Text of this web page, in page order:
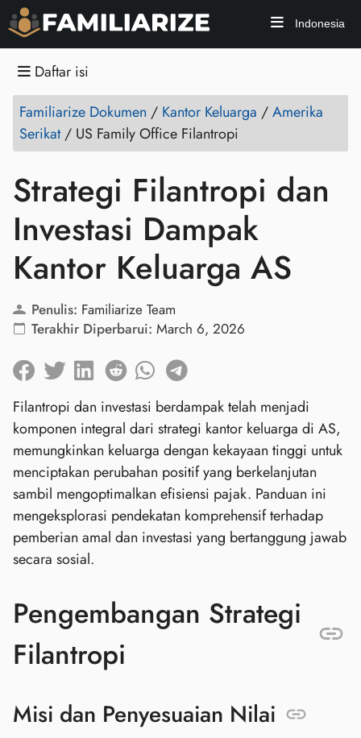
Indonesia
Daftar isi
Familiarize Dokumen / Kantor Keluarga /Amerika
Serikat/ US Family Office Filantropi
Strategi Filantropi dan
Investasi Dampak
Kantor Keluarga AS
Penulis: Familiarize Team
Terakhir Diperbarui: March 6, 2026
Filantropi dan investasi berdampak telah menjadi
komponen integral dari strategi kantor keluarga di AS,
memungkinkan keluarga dengan kekayaan tinggi untuk
menciptakan perubahan positif yang berkelanjutan
sambil mengoptimalkan efisiensi pajak. Panduan ini
mengeksplorasi pendekatan komprehensif terhadap
pemberian amal dan investasi yang bertanggung jawab
secara sosial.
Pengembangan Strategi
Filantropi
Misi dan Penyesuaian Nilai